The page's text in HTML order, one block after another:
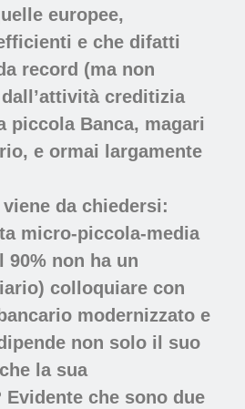
europee,
e che difatti
record (ma non
creditizia
piccola Banca, magari
e ormai largamente
da chiedersi:
micro-piccola-media
non ha un
colloquiare con
modernizzato e
non solo il suo
la sua
Evidente che sono due